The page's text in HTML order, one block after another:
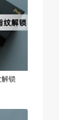
锁